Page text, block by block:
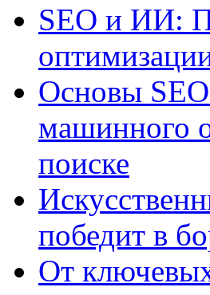
SEO и ИИ:
Основы
машинного
поиске
победит в
От